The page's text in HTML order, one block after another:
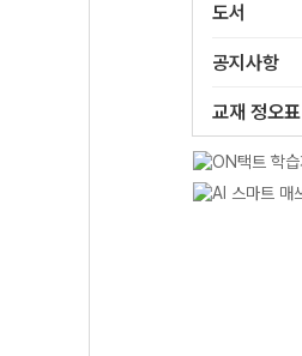
도서
공지사항
교재 정오표